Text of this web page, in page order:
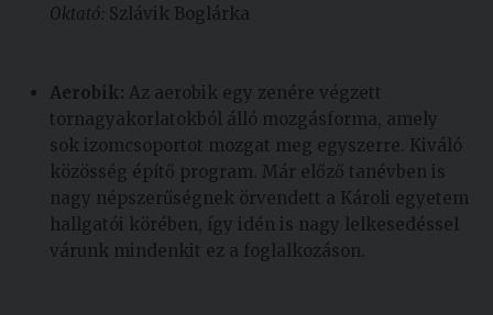
Oktató: Szlávik Boglárka
Aerobik: Az aerobik egy zenére végzett
tornagyakorlatokból álló mozgásforma, amely
sok izomcsoportot mozgat meg egyszerre. Kiváló
közösség építő program. Már előző tanévben is
nagy népszerűségnek örvendett a Károli egyetem
hallgatói körében, így idén is nagy lelkesedéssel
várunk mindenkit ez a foglalkozáson.